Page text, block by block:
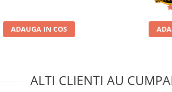
ADAUGA IN COS
ALTI CLIENTI AU